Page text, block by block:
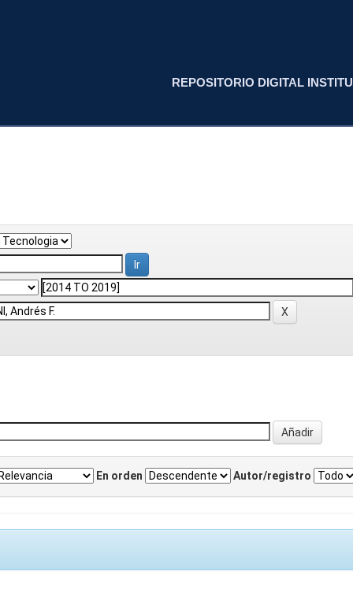
REPOSITORIO DIGITAL
En orden Autor/registro